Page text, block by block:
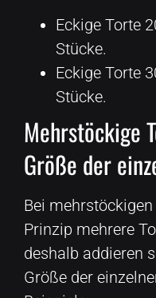
Eckige Torte
Stücke.
Eckige Torte
Stücke.
Mehrstöckige
Größe der
Bei
Prinzip mehrere
deshalb addieren
Größe der